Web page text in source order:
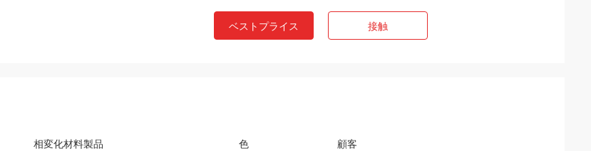
ベストプライス 接触
相変化材料製品 色 顧客